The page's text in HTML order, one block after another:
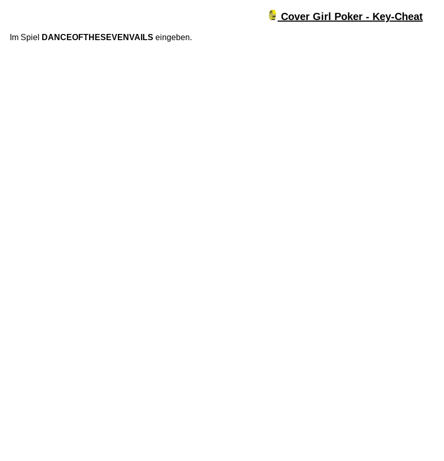
Cover Girl Poker - Key-Cheat
Im Spiel DANCEOFTHESEVENVAILS eingeben.